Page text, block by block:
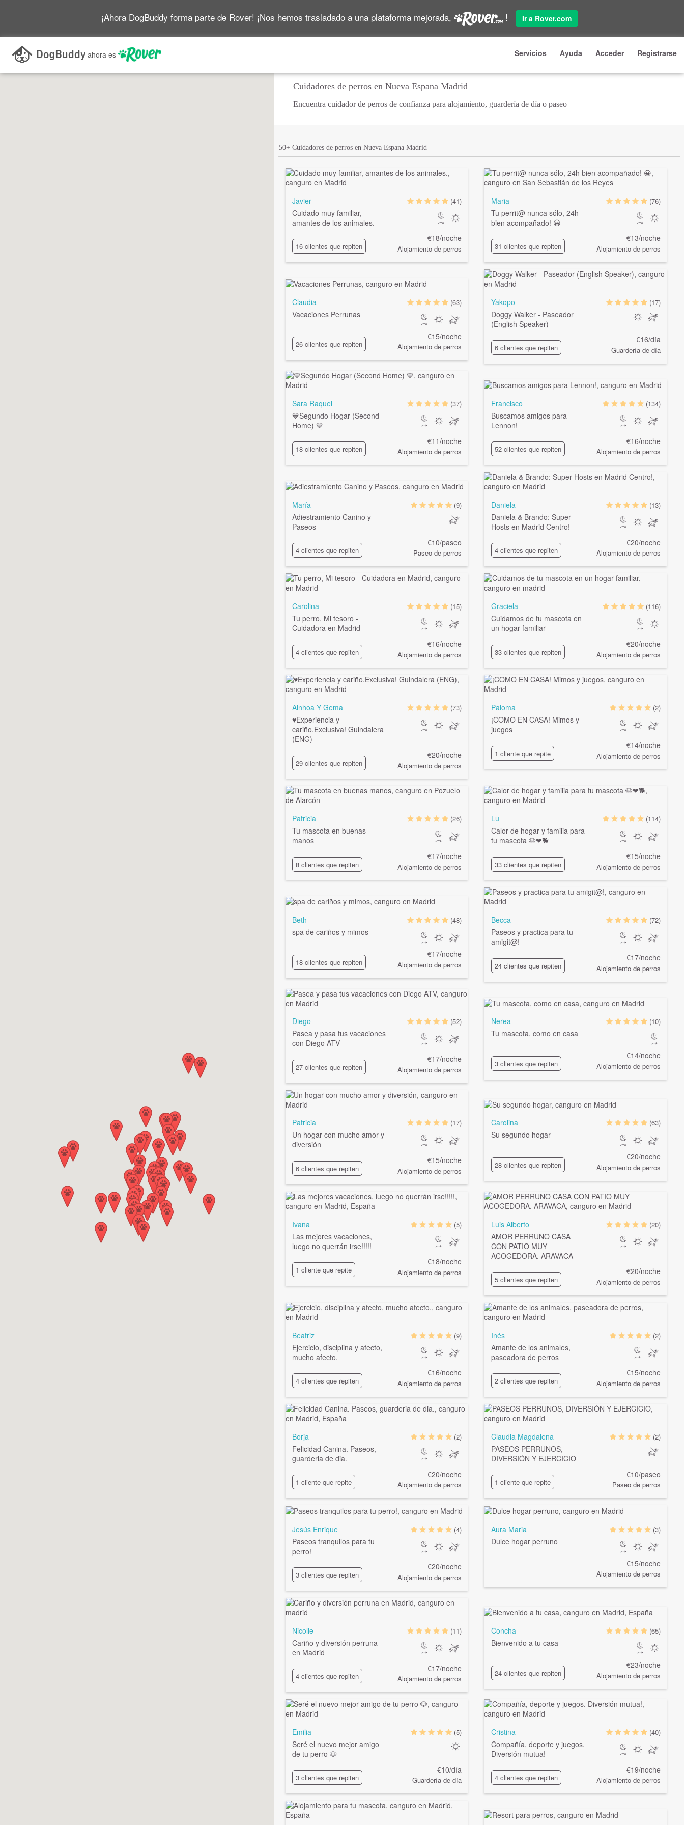
¡Ahora DogBuddy forma parte de Rover! ¡Nos hemos trasladado a una plataforma mejorada, ! Ir a Rover.com
ahora es Servicios Ayuda Acceder Registrarse
Buscar mientras me desplazo por el mapa
Cuidadores de perros en Nueva Espana Madrid
Encuentra cuidador de perros de confianza para alojamiento, guardería de día o paseo
50+ Cuidadores de perros en Nueva Espana Madrid
Javier
Cuidado muy familiar,
amantes de los animales.
16 clientes que repiten
(41)
€18/noche
Alojamiento de perros
Maria
Tu perrit@nunca sólo, 24h
bien acompañado! 😀
31 clientes que repiten
(76)
€13/noche
Alojamiento de perros
Claudia
Vacaciones Perrunas
26 clientes que repiten
(63)
€15/noche
Alojamiento de perros
Yakopo
Doggy Walker - Paseador
(English Speaker)
6 clientes que repiten
(17)
€16/día
Guardería de día
Sara Raquel
💙Segundo Hogar (Second
Home) 💙
18 clientes que repiten
(37)
€11/noche
Alojamiento de perros
Francisco
Buscamos amigos para
Lennon!
52 clientes que repiten
(134)
€16/noche
Alojamiento de perros
María
Adiestramiento Canino y
Paseos
4 clientes que repiten
(9)
€10/paseo
Paseo de perros
Daniela
Daniela & Brando: Super
Hosts en Madrid Centro!
4 clientes que repiten
(13)
€20/noche
Alojamiento de perros
Carolina
Tu perro, Mi tesoro -
Cuidadora en Madrid
4 clientes que repiten
(15)
€16/noche
Alojamiento de perros
Graciela
Cuidamos de tu mascota en
un hogar familiar
33 clientes que repiten
(116)
€20/noche
Alojamiento de perros
Ainhoa Y Gema
♥Experiencia y
cariño.Exclusiva! Guindalera
(ENG)
29 clientes que repiten
(73)
€20/noche
Alojamiento de perros
Paloma
¡COMO EN CASA! Mimos y
juegos
1 cliente que repite
(2)
€14/noche
Alojamiento de perros
Patricia
Tu mascota en buenas
manos
8 clientes que repiten
(26)
€17/noche
Alojamiento de perros
Lu
Calor de hogar y familia para
tu mascota 🐶❤🐕
33 clientes que repiten
(114)
€15/noche
Alojamiento de perros
Beth
spa de cariños y mimos
18 clientes que repiten
(48)
€17/noche
Alojamiento de perros
Becca
Paseos y practica para tu
amigit@!
24 clientes que repiten
(72)
€17/noche
Alojamiento de perros
Diego
Pasea y pasa tus vacaciones
con Diego ATV
27 clientes que repiten
(52)
€17/noche
Alojamiento de perros
Nerea
Tu mascota, como en casa
3 clientes que repiten
(10)
€14/noche
Alojamiento de perros
Patricia
Un hogar con mucho amor y
diversión
6 clientes que repiten
(17)
€15/noche
Alojamiento de perros
Carolina
Su segundo hogar
28 clientes que repiten
(63)
€20/noche
Alojamiento de perros
Ivana
Las mejores vacaciones,
luego no querrán irse!!!!!
1 cliente que repite
(5)
€18/noche
Alojamiento de perros
Luis Alberto
AMOR PERRUNO CASA
CON PATIO MUY
ACOGEDORA. ARAVACA
5 clientes que repiten
(20)
€20/noche
Alojamiento de perros
Beatriz
Ejercicio, disciplina y afecto,
mucho afecto.
4 clientes que repiten
(9)
€16/noche
Alojamiento de perros
Inés
Amante de los animales,
paseadora de perros
2 clientes que repiten
(2)
€15/noche
Alojamiento de perros
Borja
Felicidad Canina. Paseos,
guarderia de dia.
1 cliente que repite
(2)
€20/noche
Alojamiento de perros
Claudia Magdalena
PASEOS PERRUNOS,
DIVERSIÓN Y EJERCICIO
1 cliente que repite
(2)
€10/paseo
Paseo de perros
Jesús Enrique
Paseos tranquilos para tu
perro!
3 clientes que repiten
(4)
€20/noche
Alojamiento de perros
Aura Maria
Dulce hogar perruno
(3)
€15/noche
Alojamiento de perros
Nicolle
Cariño y diversión perruna
en Madrid
4 clientes que repiten
(11)
€17/noche
Alojamiento de perros
Concha
Bienvenido a tu casa
24 clientes que repiten
(65)
€23/noche
Alojamiento de perros
Emilia
Seré el nuevo mejor amigo
de tu perro 🐶
3 clientes que repiten
(5)
€10/día
Guardería de día
Cristina
Compañía, deporte y juegos.
Diversión mutua!
4 clientes que repiten
(40)
€19/noche
Alojamiento de perros